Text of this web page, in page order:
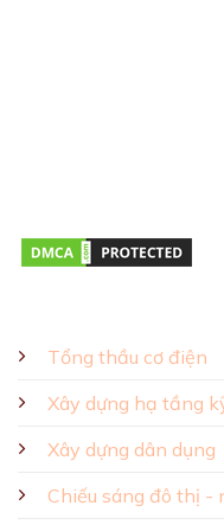
Tổng thầu cơ điện
Xây dựng hạ tầng
Xây dựng dân dụng
Chiếu sáng đô thị -